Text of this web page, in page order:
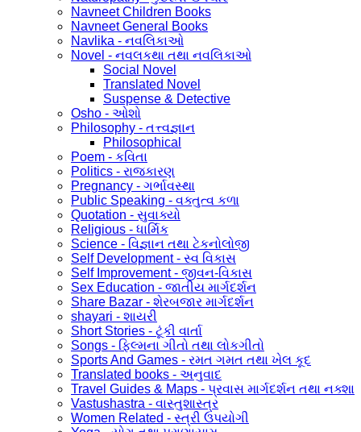
Navneet Children Books
Navneet General Books
Navlika - નવલિકાઓ
Novel - નવલકથા તથા નવલિકાઓ
Social Novel
Translated Novel
Suspense & Detective
Osho - ઓશો
Philosophy - તત્ત્વજ્ઞાન
Philosophical
Poem - કવિતા
Politics - રાજકારણ
Pregnancy - ગર્ભાવસ્થા
Public Speaking - વક્તુત્વ કળા
Quotation - સુવાક્યો
Religious - ધાર્મિક
Science - વિજ્ઞાન તથા ટેકનોલોજી
Self Development - સ્વ વિકાસ
Self Improvement - જીવન-વિકાસ
Sex Education - જાતીય માર્ગદર્શન
Share Bazar - શેરબજાર માર્ગદર્શન
shayari - શાયરી
Short Stories - ટૂંકી વાર્તા
Songs - ફિલ્મના ગીતો તથા લોકગીતો
Sports And Games - રમત ગમત તથા ખેલ કૂદ
Translated books - અનુવાદ
Travel Guides & Maps - પ્રવાસ માર્ગદર્શન તથા નક્શા
Vastushastra - વાસ્તુશાસ્ત્ર
Women Related - સ્ત્રી ઉપયોગી